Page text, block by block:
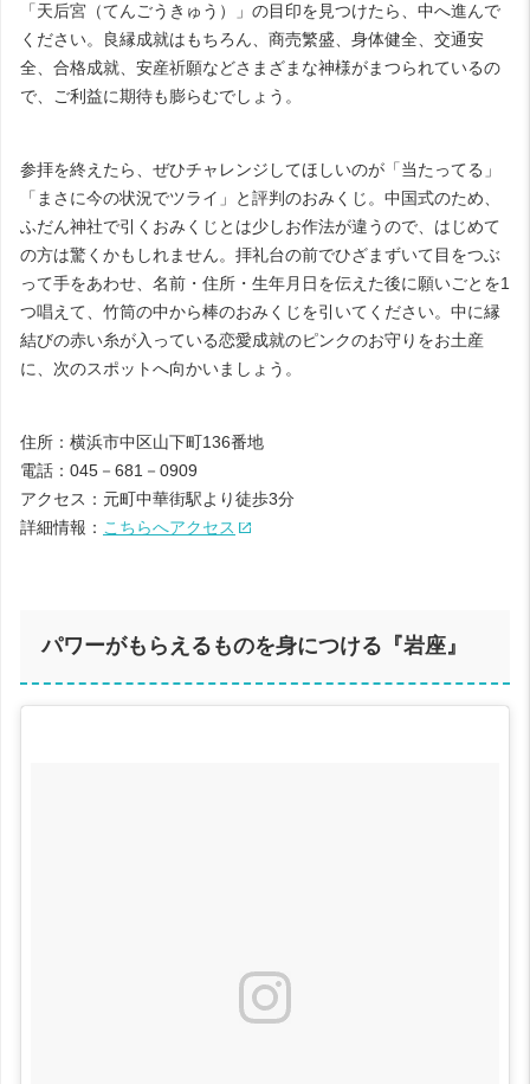
「天后宮（てんごうきゅう）」の目印を見つけたら、中へ進んで
ください。良縁成就はもちろん、商売繁盛、身体健全、交通安
全、合格成就、安産祈願などさまざまな神様がまつられているの
で、ご利益に期待も膨らむでしょう。
参拝を終えたら、ぜひチャレンジしてほしいのが「当たってる」
「まさに今の状況でツライ」と評判のおみくじ。中国式のため、
ふだん神社で引くおみくじとは少しお作法が違うので、はじめて
の方は驚くかもしれません。拝礼台の前でひざまずいて目をつぶ
って手をあわせ、名前・住所・生年月日を伝えた後に願いごとを1
つ唱えて、竹筒の中から棒のおみくじを引いてください。中に縁
結びの赤い糸が入っている恋愛成就のピンクのお守りをお土産
に、次のスポットへ向かいましょう。
住所：横浜市中区山下町136番地
電話：045－681－0909
アクセス：元町中華街駅より徒歩3分
詳細情報： こちらへアクセス
パワーがもらえるものを身につける『岩座』